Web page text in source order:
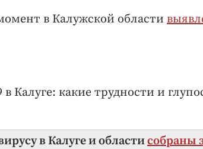
в Калужской области
в Калуге: какие трудности и
в Калуге и областисобраны